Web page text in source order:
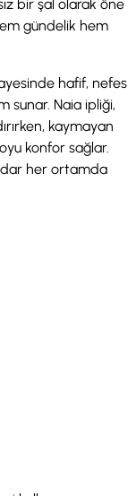
bir şal olarak öne
gündelik hem
hafif, nefes
sunar. Naia ipliği,
kaymayan
konfor sağlar.
her ortamda